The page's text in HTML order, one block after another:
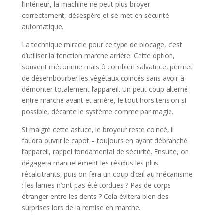
l’intérieur, la machine ne peut plus broyer
correctement, désespère et se met en sécurité
automatique.
La technique miracle pour ce type de blocage, c’est
d’utiliser la fonction marche arrière. Cette option,
souvent méconnue mais ô combien salvatrice, permet
de désembourber les végétaux coincés sans avoir à
démonter totalement l’appareil. Un petit coup alterné
entre marche avant et arrière, le tout hors tension si
possible, décante le système comme par magie.
Si malgré cette astuce, le broyeur reste coincé, il
faudra ouvrir le capot – toujours en ayant débranché
l’appareil, rappel fondamental de sécurité. Ensuite, on
dégagera manuellement les résidus les plus
récalcitrants, puis on fera un coup d’œil au mécanisme
: les lames n’ont pas été tordues ? Pas de corps
étranger entre les dents ? Cela évitera bien des
surprises lors de la remise en marche.